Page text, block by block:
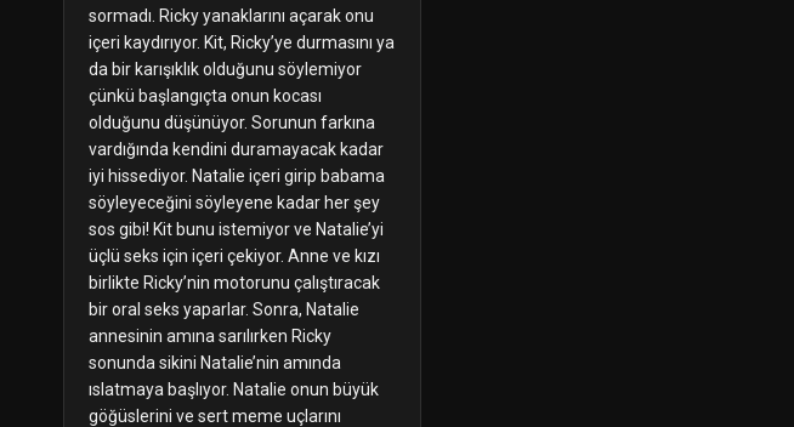
sormadı. Ricky yanaklarını açarak onu
içeri kaydırıyor. Kit, Ricky’ye durmasını ya
da bir karışıklık olduğunu söylemiyor
çünkü başlangıçta onun kocası
olduğunu düşünüyor. Sorunun farkına
vardığında kendini duramayacak kadar
iyi hissediyor. Natalie içeri girip babama
söyleyeceğini söyleyene kadar her şey
sos gibi! Kit bunu istemiyor ve Natalie’yi
üçlü seks için içeri çekiyor. Anne ve kızı
birlikte Ricky’nin motorunu çalıştıracak
bir oral seks yaparlar. Sonra, Natalie
annesinin amına sarılırken Ricky
sonunda sikini Natalie’nin amında
ıslatmaya başlıyor. Natalie onun büyük
göğüslerini ve sert meme uçlarını